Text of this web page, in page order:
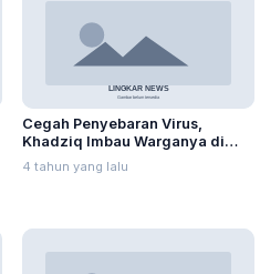
Cegah Penyebaran Virus,
Khadziq Imbau Warganya di
Perantauan Tidak Mudik
4 tahun yang lalu